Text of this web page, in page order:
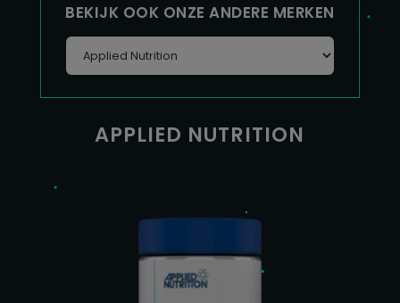
BEKIJK OOK ONZE ANDERE MERKEN
APPLIED NUTRITION